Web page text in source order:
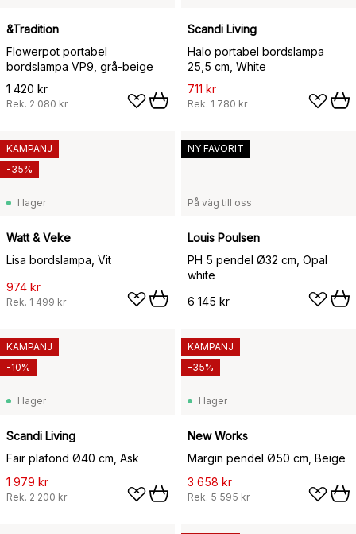
&Tradition
Flowerpot portabel
bordslampa VP9, grå-beige
1 420 kr
Rek. 2 080 kr
Scandi Living
Halo portabel bordslampa
25,5 cm, White
711 kr
Rek. 1 780 kr
I lager
Watt & Veke
Lisa bordslampa, Vit
974 kr
Rek. 1 499 kr
KAMPANJ
-35%
På väg till oss
Louis Poulsen
PH 5 pendel Ø32 cm, Opal
white
6 145 kr
NY FAVORIT
I lager
Scandi Living
Fair plafond Ø40 cm, Ask
1 979 kr
Rek. 2 200 kr
KAMPANJ
-10%
I lager
New Works
Margin pendel Ø50 cm, Beige
3 658 kr
Rek. 5 595 kr
KAMPANJ
-35%